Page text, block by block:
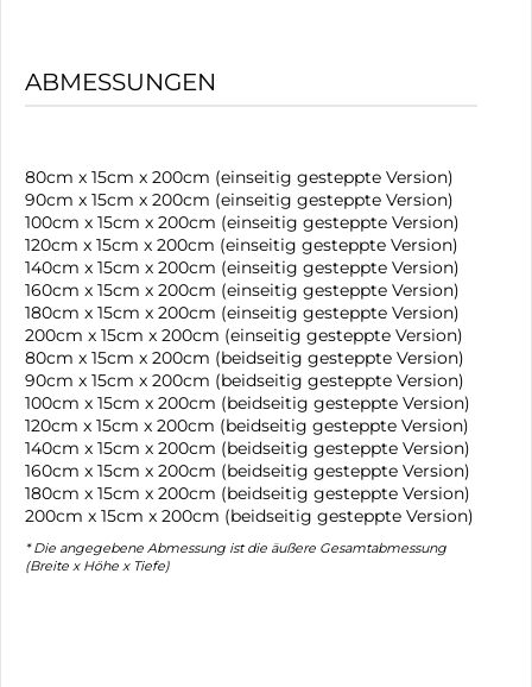
ABMESSUNGEN
80cm x 15cm x 200cm (einseitig gesteppte Version)
90cm x 15cm x 200cm (einseitig gesteppte Version)
100cm x 15cm x 200cm (einseitig gesteppte Version)
120cm x 15cm x 200cm (einseitig gesteppte Version)
140cm x 15cm x 200cm (einseitig gesteppte Version)
160cm x 15cm x 200cm (einseitig gesteppte Version)
180cm x 15cm x 200cm (einseitig gesteppte Version)
200cm x 15cm x 200cm (einseitig gesteppte Version)
80cm x 15cm x 200cm (beidseitig gesteppte Version)
90cm x 15cm x 200cm (beidseitig gesteppte Version)
100cm x 15cm x 200cm (beidseitig gesteppte Version)
120cm x 15cm x 200cm (beidseitig gesteppte Version)
140cm x 15cm x 200cm (beidseitig gesteppte Version)
160cm x 15cm x 200cm (beidseitig gesteppte Version)
180cm x 15cm x 200cm (beidseitig gesteppte Version)
200cm x 15cm x 200cm (beidseitig gesteppte Version)
* Die angegebene Abmessung ist die äußere Gesamtabmessung
(Breite x Höhe x Tiefe)